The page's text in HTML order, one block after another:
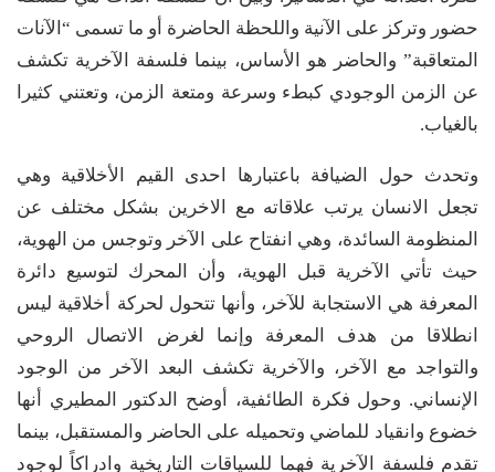
حضور وتركز على الآنية واللحظة الحاضرة أو ما تسمى “الآنات
المتعاقبة” والحاضر هو الأساس، بينما فلسفة الآخرية تكشف
عن الزمن الوجودي كبطء وسرعة ومتعة الزمن، وتعتني كثيرا
بالغياب.
وتحدث حول الضيافة باعتبارها احدى القيم الأخلاقية وهي
تجعل الانسان يرتب علاقاته مع الاخرين بشكل مختلف عن
المنظومة السائدة، وهي انفتاح على الآخر وتوجس من الهوية،
حيث تأتي الآخرية قبل الهوية، وأن المحرك لتوسيع دائرة
المعرفة هي الاستجابة للآخر، وأنها تتحول لحركة أخلاقية ليس
انطلاقا من هدف المعرفة وإنما لغرض الاتصال الروحي
والتواجد مع الآخر، والآخرية تكشف البعد الآخر من الوجود
الإنساني. وحول فكرة الطائفية، أوضح الدكتور المطيري أنها
خضوع وانقياد للماضي وتحميله على الحاضر والمستقبل، بينما
تقدم فلسفة الآخرية فهما للسياقات التاريخية وادراكاً لوجود